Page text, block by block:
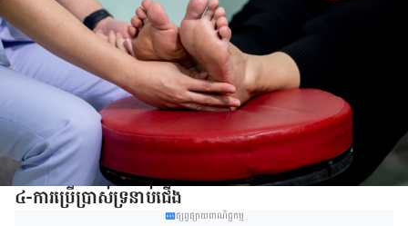
៤-ការ​ប្រើប្រាស់ទ្រនាប់ជើង
ផ្សព្វផ្សាយពាណិជ្ជកម្ម